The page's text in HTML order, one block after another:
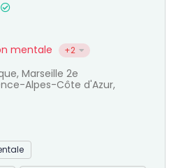
mentale
+2
Marseille 2e
Alpes-Côte d'Azur,